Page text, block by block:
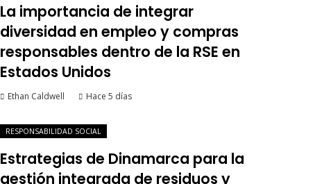
La importancia de integrar
diversidad en empleo y compras
responsables dentro de la RSE en
Estados Unidos
Ethan Caldwell Hace 5 días
RESPONSABILIDAD SOCIAL
Estrategias de Dinamarca para la
gestión integrada de residuos y